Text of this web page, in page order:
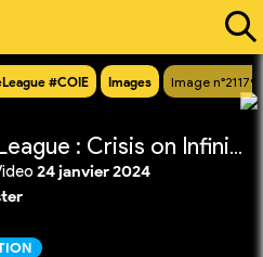
#COIE Images Image n°21179
Justice League : Crisis on Infinite Earths Partie 1
24 janvier 2024